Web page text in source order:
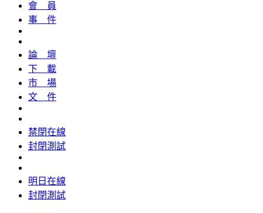
會 員
事 件
論 壇
下 載
市 場
文 件
禁閉在線
封閉測試
明日在線
封閉測試